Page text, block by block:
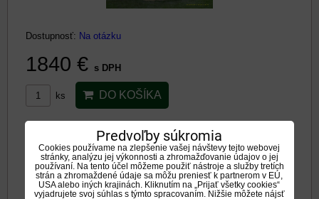
Dostupnosť: Na otázku
1840 € s DPH
ks DO KOŠÍKA
ANDRMD Záhradná fontána F01
Predvoľby súkromia
Cookies používame na zlepšenie vašej návštevy tejto webovej
stránky, analýzu jej výkonnosti a zhromažďovanie údajov o jej
používaní. Na tento účel môžeme použiť nástroje a služby tretích
strán a zhromaždené údaje sa môžu preniesť k partnerom v EÚ,
USA alebo iných krajinách. Kliknutím na „Prijať všetky cookies“
vyjadrujete svoj súhlas s týmto spracovaním. Nižšie môžete nájsť